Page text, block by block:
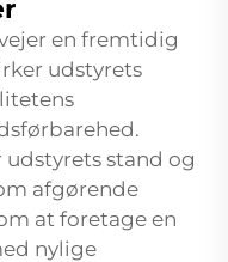
en fremtidig
udstyrets
stand og
afgørende
at foretage en
nylige